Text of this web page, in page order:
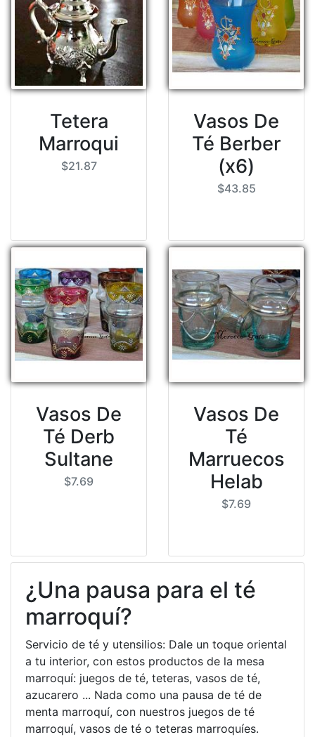
Tetera
Marroqui
$21.87
Vasos De
Té Berber
(x6)
$43.85
Vasos De
Té Derb
Sultane
$7.69
Vasos De
Té
Marruecos
Helab
$7.69
¿Una pausa para el té
marroquí?
Servicio de té y utensilios: Dale un toque oriental
a tu interior, con estos productos de la mesa
marroquí: juegos de té, teteras, vasos de té,
azucarero ... Nada como una pausa de té de
menta marroquí, con nuestros juegos de té
marroquí, vasos de té o teteras marroquíes.